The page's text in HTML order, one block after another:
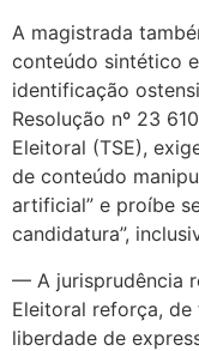
A magistrada
conteúdo sintético
identificação
Resolução nº 23
Eleitoral (TSE),
de conteúdo
artificial” e proíbe
candidatura”,
— A jurisprudência
Eleitoral reforça,
liberdade de